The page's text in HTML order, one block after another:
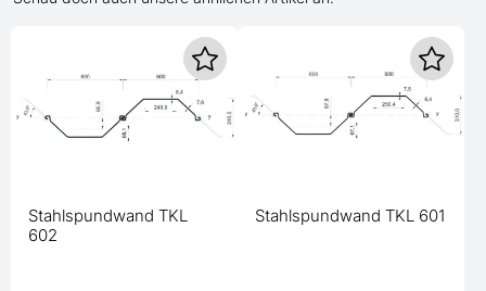
Stahlspundwand TKL
602
Stahlspundwand TKL 601